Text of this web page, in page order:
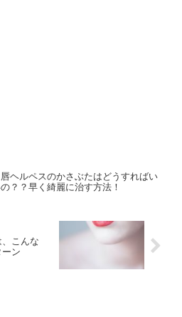
ヘルペスのかさぶたはどうすればい
？？早く綺麗に治す方法！
こんな
ン